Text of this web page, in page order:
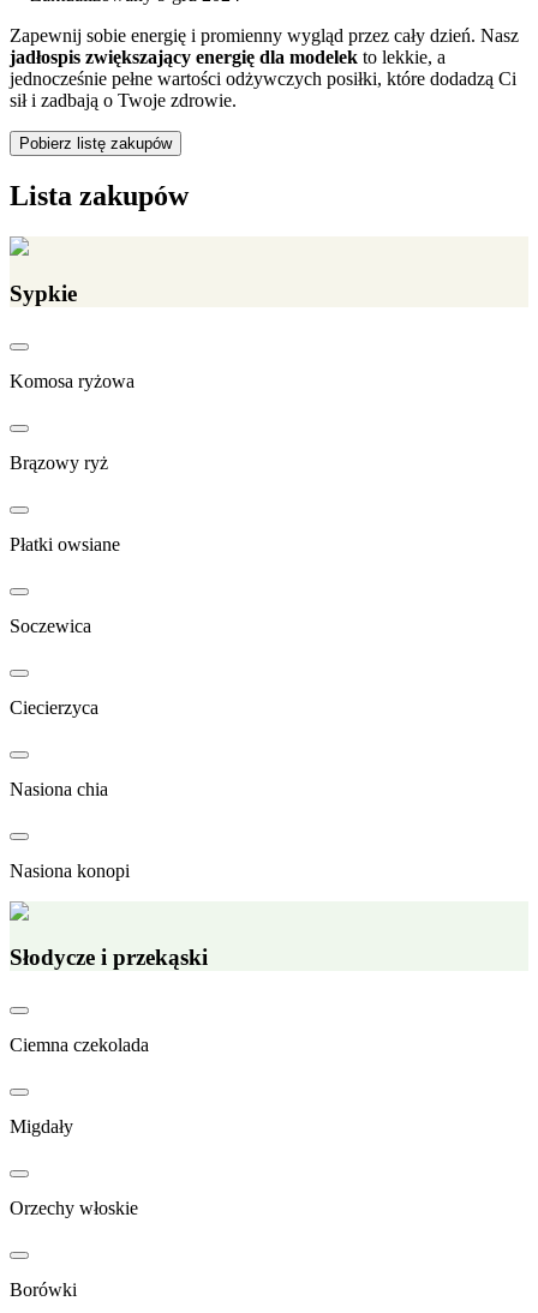
Zapewnij sobie energię i promienny wygląd przez cały dzień. Nasz
jadłospis zwiększający energię dla modelek to lekkie, a
jednocześnie pełne wartości odżywczych posiłki, które dodadzą Ci
sił i zadbają o Twoje zdrowie.
Pobierz listę zakupów
Lista zakupów
Sypkie
Komosa ryżowa
Brązowy ryż
Płatki owsiane
Soczewica
Ciecierzyca
Nasiona chia
Nasiona konopi
Słodycze i przekąski
Ciemna czekolada
Migdały
Orzechy włoskie
Borówki